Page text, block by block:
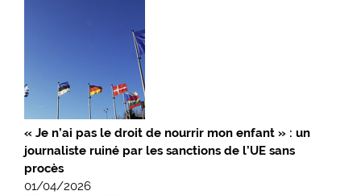
« Je n’ai pas le droit de nourrir mon enfant » : un
journaliste ruiné par les sanctions de l’UE sans
procès
01/04/2026